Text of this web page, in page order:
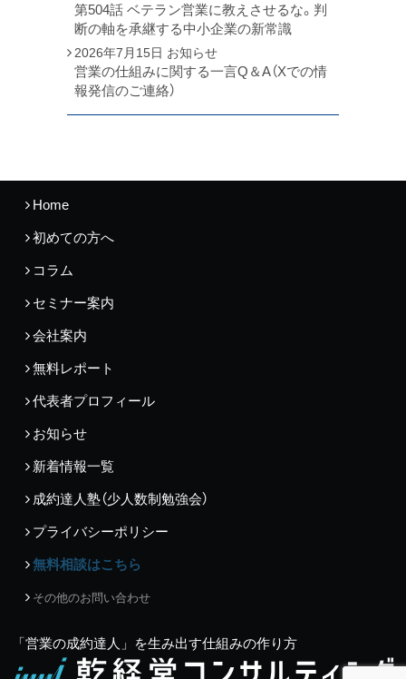
第504話 ベテラン営業に教えさせるな。判
断の軸を承継する中小企業の新常識
2026年7月15日 お知らせ
営業の仕組みに関する一言Q＆A（Xでの情
報発信のご連絡）
Home
初めての方へ
コラム
セミナー案内
会社案内
無料レポート
代表者プロフィール
お知らせ
新着情報一覧
成約達人塾（少人数制勉強会）
プライバシーポリシー
無料相談はこちら
その他のお問い合わせ
「営業の成約達人」を生み出す仕組みの作り方